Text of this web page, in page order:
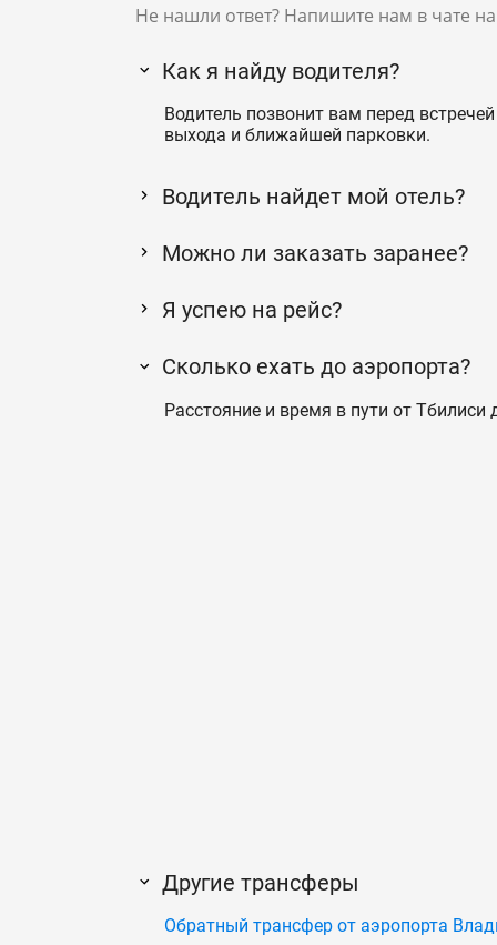
Не нашли ответ? Напишите нам в чате
Как я найду водителя?
Водитель позвонит вам перед
выхода и ближайшей парковки.
Водитель найдет мой отель?
Можно ли заказать заранее?
Я успею на рейс?
Сколько ехать до аэропорта?
Расстояние и время в пути от
Другие трансферы
Обратный трансфер от аэропорта